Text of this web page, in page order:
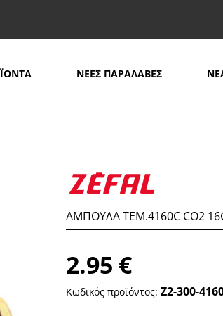
ΝΕΕΣ ΠΑΡΑΛΑΒΕΣ
ΑΜΠΟΥΛΑ ΤΕΜ.4160C CΟ2
2.95 €
Κωδικός προϊόντος: Ζ2-300-